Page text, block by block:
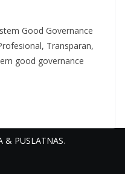
Good Governance
Transparan,
good governance
& PUSLATNAS.